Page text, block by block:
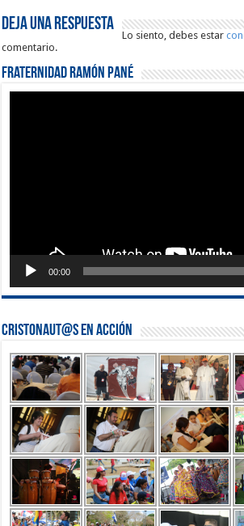
Deja una respuesta
Lo siento, debes estar
comentario.
Fraternidad Ramón Pané
00:00
Cristonaut@s en Acción